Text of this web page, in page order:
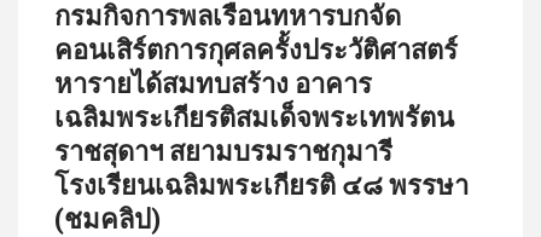
กรมกิจการพลเรือนทหารบกจัด
คอนเสิร์ตการกุศลครั้งประวัติศาสตร์
หารายได้สมทบสร้าง อาคาร
เฉลิมพระเกียรติ​สมเด็จพระเทพรัตน
ราชสุดาฯ สยามบรมราชกุมารี
โรงเรียนเฉลิมพระเกียรติ ๔๘ พรรษา
(ชมคลิป)